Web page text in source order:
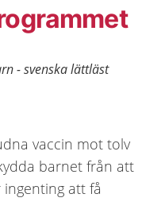
- svenska lättläst
vaccin mot tolv
barnet från att
att få